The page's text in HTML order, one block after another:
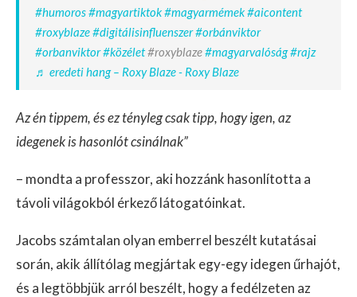
#humoros#magyartiktok#magyarmémek#aicontent
#roxyblaze#digitálisinfluenszer#orbánviktor
#orbanviktor#közélet#roxyblaze#magyarvalóság#rajz
♬ eredeti hang – Roxy Blaze - Roxy Blaze
Az én tippem, és ez tényleg csak tipp, hogy igen, az
idegenek is hasonlót csinálnak”
– mondta a professzor, aki hozzánk hasonlította a
távoli világokból érkező látogatóinkat.
Jacobs számtalan olyan emberrel beszélt kutatásai
során, akik állítólag megjártak egy-egy idegen űrhajót,
és a legtöbbjük arról beszélt, hogy a fedélzeten az